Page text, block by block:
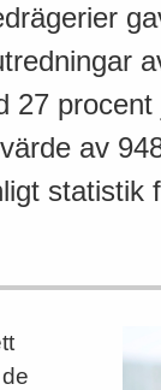
27
av
statistik